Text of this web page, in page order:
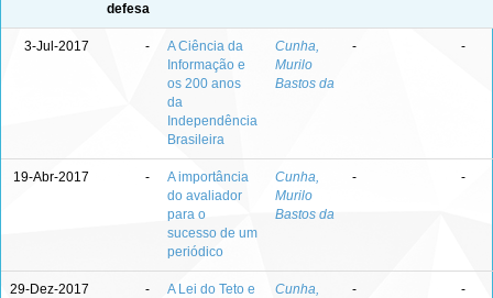
defesa
3-Jul-2017 -
A Ciência da
Informação e
os 200 anos
da
Independência
Brasileira
Cunha,
Murilo
Bastos da
- -
19-Abr-2017 -
A importância
do avaliador
para o
sucesso de um
periódico
Cunha,
Murilo
Bastos da
- -
29-Dez-2017 -
A Lei do Teto e
Cunha,
- -